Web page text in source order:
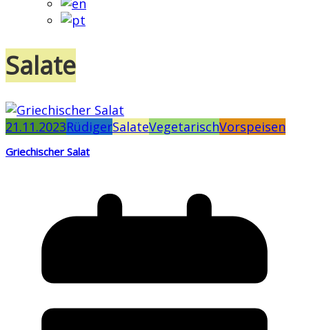
Salate
21.11.2023RüdigerSalateVegetarischVorspeisen
Griechischer Salat